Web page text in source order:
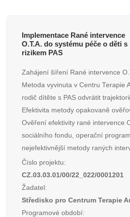
Implementace Rané intervence
O.T.A. do systému péče o děti s
rizikem PAS
Zahájení šíření Rané intervence
Metoda vyvinuta v Centru Terapie
rodič dítěte s PAS odvrátit
Efektivita metody opakovaně
Ověření efektivity rané intervence
sociálního fondu, operační
nejefektivnější metody raných
Číslo projektu:
CZ.03.03.01/00/22_022/0001201
Žadatel:
Středisko pro Centrum Terapie
Programové období: